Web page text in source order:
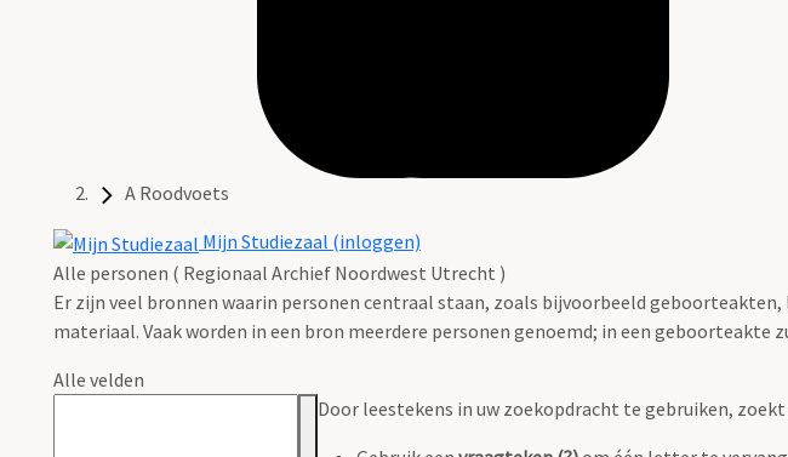
A Roodvoets
Mijn Studiezaal (inloggen)
Alle personen ( Regionaal Archief Noordwest Utrecht )
Er zijn veel bronnen waarin personen centraal staan, zoals bijvoorbeeld
materiaal. Vaak worden in een bron meerdere personen genoemd; in een geboorteakte
Alle velden
Door leestekens in uw zoekopdracht te gebruiken,